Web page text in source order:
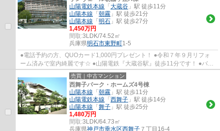
山陽電鉄本線 「大蔵谷 」駅 徒歩11分
山陽本線 「朝霧 」駅 徒歩21分
山陽本線 「明石 」駅 徒歩27分
1,450万円
間取:3LDK/74.52㎡
兵庫県明石市東野町1-5
●電話予約の方、QUOカード1,000円プレゼント！ ●令和７年９月リフォ
ーム済みで室内綺麗です☆ ●山陽電鉄『大蔵谷駅』徒歩11分です！ ●バス
停も近く明石駅への通勤通学も便利です ●LDKに...
売買｜中古マンション
西舞子パーク・ホームズ4号棟
山陽本線 「朝霧 」駅 徒歩11分
山陽電鉄本線 「西舞子 」駅 徒歩14分
山陽本線 「舞子 」駅 徒歩25分
1,480万円
間取:3LDK/64.73㎡
兵庫県神戸市垂水区西舞子 ７丁目16-4